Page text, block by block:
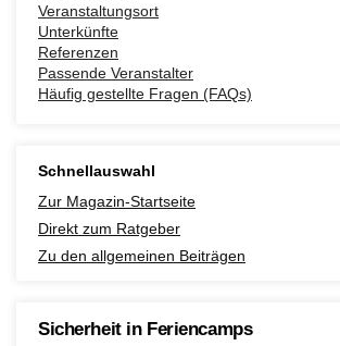
Veranstaltungsort
Unterkünfte
Referenzen
Passende Veranstalter
Häufig gestellte Fragen (FAQs)
Schnellauswahl
Zur Magazin-Startseite
Direkt zum Ratgeber
Zu den allgemeinen Beiträgen
Sicherheit in Feriencamps